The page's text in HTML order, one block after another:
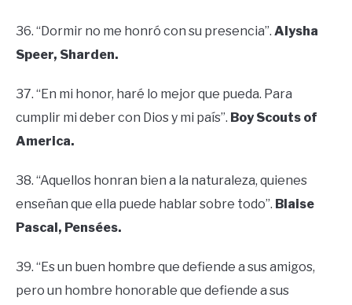
36. “Dormir no me honró con su presencia”. Alysha
Speer, Sharden.
37. “En mi honor, haré lo mejor que pueda. Para
cumplir mi deber con Dios y mi país”. Boy Scouts of
America.
38. “Aquellos honran bien a la naturaleza, quienes
enseñan que ella puede hablar sobre todo”. Blaise
Pascal, Pensées.
39. “Es un buen hombre que defiende a sus amigos,
pero un hombre honorable que defiende a sus